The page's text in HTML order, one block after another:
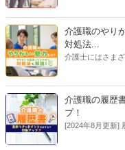
を抱える人もい
護職員が職場で
分がここで働く
介護職のやり
対処法...
介護士にはさま
った場合の対処
ついて知りたい
ださい。
介護職の履歴
プ！
[2024年8月更新]